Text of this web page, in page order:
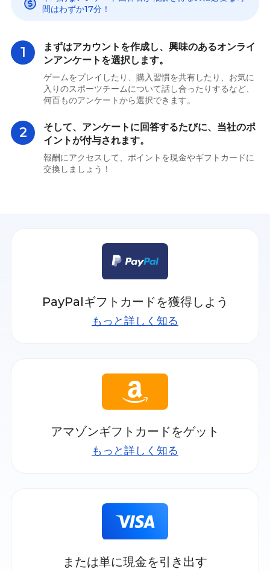
間はわずか17分！
1
まずはアカウントを作成し、興味のあるオンライ
ンアンケートを選択します。
ゲームをプレイしたり、購入習慣を共有したり、お気に
入りのスポーツチームについて話し合ったりするなど、
何百ものアンケートから選択できます。
2
そして、アンケートに回答するたびに、当社のポ
イントが付与されます。
報酬にアクセスして、ポイントを現金やギフトカードに
交換しましょう！
PayPalギフトカードを獲得しよう
もっと詳しく知る
アマゾンギフトカードをゲット
もっと詳しく知る
または単に現金を引き出す